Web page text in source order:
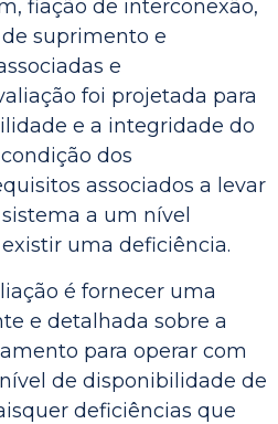
fiação de interconexão,
suprimento e
e
foi projetada para
e a integridade do
dos
associados a levar
a um nível
uma deficiência.
é fornecer uma
e detalhada sobre a
para operar com
de disponibilidade de
deficiências que